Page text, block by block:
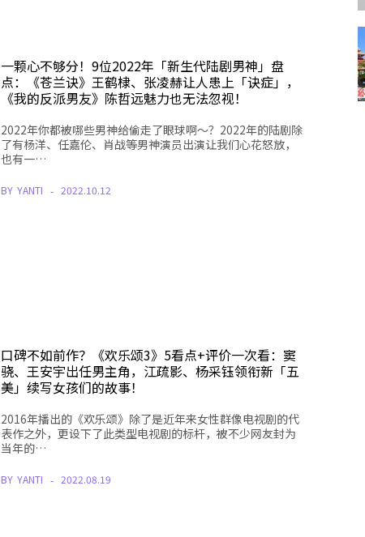
一颗心不够分！9位2022年「新生代陆剧男神」盘
点：《苍兰诀》王鹤棣、张凌赫让人患上「诀症」，
《我的反派男友》陈哲远魅力也无法忽视！
2022年你都被哪些男神给偷走了眼球啊～？2022年的陆剧除
了有杨洋、任嘉伦、肖战等男神演员出演让我们心花怒放，
也有一…
BY YANTI 2022.10.12
口碑不如前作？《欢乐颂3》5看点+评价一次看：窦
骁、王安宇出任男主角，江疏影、杨采钰领衔新「五
美」续写女孩们的故事！
2016年播出的《欢乐颂》除了是近年来女性群像电视剧的代
表作之外，更设下了此类型电视剧的标杆，被不少网友封为
当年的…
BY YANTI 2022.08.19